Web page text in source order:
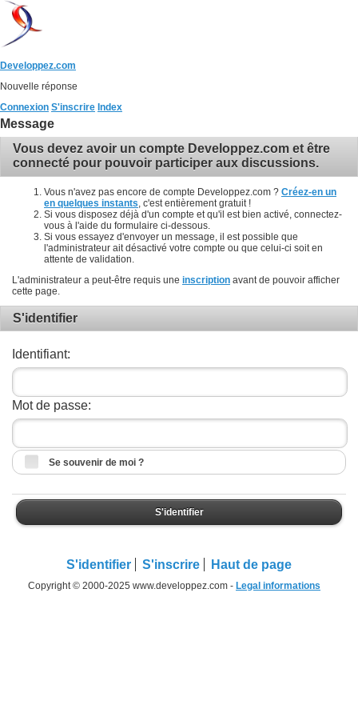
Developpez.com
Nouvelle réponse
Connexion S'inscrire Index
Message
Vous devez avoir un compte Developpez.com et être
connecté pour pouvoir participer aux discussions.
Vous n'avez pas encore de compte Developpez.com ? Créez-en un
en quelques instants , c'est entièrement gratuit !
Si vous disposez déjà d'un compte et qu'il est bien activé, connectez-
vous à l'aide du formulaire ci-dessous.
Si vous essayez d'envoyer un message, il est possible que
l'administrateur ait désactivé votre compte ou que celui-ci soit en
attente de validation.
L'administrateur a peut-être requis une inscription avant de pouvoir afficher
cette page.
S'identifier
Identifiant:
Mot de passe:
Se souvenir de moi ?
S'identifier
S'identifier S'inscrire Haut de page
Copyright © 2000-2025 www.developpez.com - Legal informations